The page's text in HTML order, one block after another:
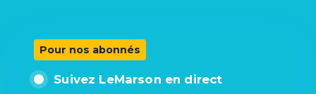
Pour nos abonnés
Suivez LeMarson en direct